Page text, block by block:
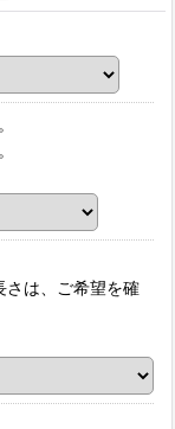
さは、ご希望を確